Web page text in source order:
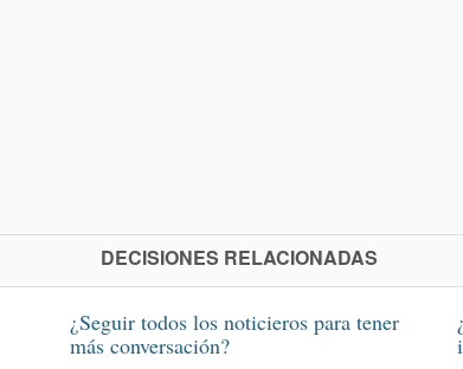
DECISIONES RELACIONADAS
¿Seguir todos los noticieros para tener
más conversación?